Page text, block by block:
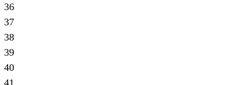
36
37
38
39
40
41